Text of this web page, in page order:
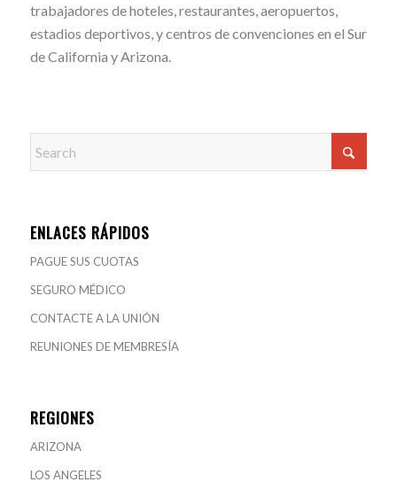
trabajadores de hoteles, restaurantes, aeropuertos,
estadios deportivos, y centros de convenciones en el Sur
de California y Arizona.
ENLACES RÁPIDOS
PAGUE SUS CUOTAS
SEGURO MÉDICO
CONTACTE A LA UNIÓN
REUNIONES DE MEMBRESÍA
REGIONES
ARIZONA
LOS ANGELES